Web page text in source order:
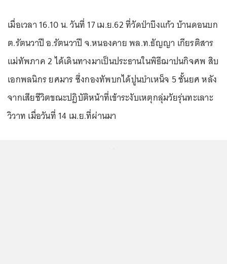
เมื่อเวลา 16.10 น. วันที่ 17 เม.ย.62 ที่วัดป่าบึงแก้ว บ้านดอนบก
ต.รัตนวาปี อ.รัตนวาปี จ.หนองคาย พล.ท.ธัญญา เกียรติสาร
แม่ทัพภาค 2 ได้เดินทางมาเป็นประธานในพิธีฌาปนกิจศพ สิบ
เอกพลนิกร ยศมาร ซึ่งกองทัพบกได้ปูนบำเหน็จ 5 ชั้นยศ หลัง
จากเสียชีวิตขณะปฏิบัติหน้าที่เข้าระงับเหตุกลุ่มวัยรุ่นทะเลาะ
วิวาท เมื่อวันที่ 14 เม.ย.ที่ผ่านมา